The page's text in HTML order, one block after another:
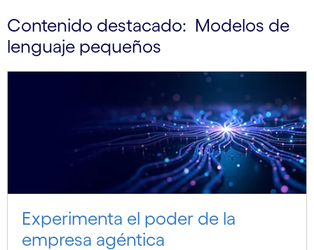
Contenido destacado: Modelos de
lenguaje pequeños
Experimenta el poder de la
empresa agéntica